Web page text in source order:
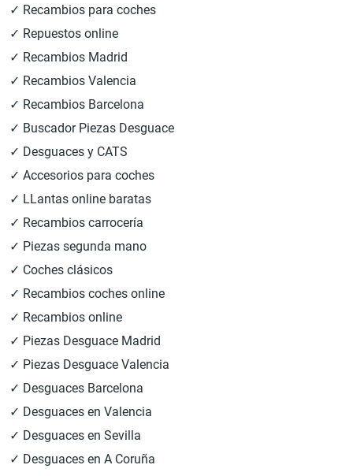
✓ Recambios para coches
✓ Repuestos online
✓ Recambios Madrid
✓ Recambios Valencia
✓ Recambios Barcelona
✓ Buscador Piezas Desguace
✓ Desguaces y CATS
✓ Accesorios para coches
✓ LLantas online baratas
✓ Recambios carrocería
✓ Piezas segunda mano
✓ Coches clásicos
✓ Recambios coches online
✓ Recambios online
✓ Piezas Desguace Madrid
✓ Piezas Desguace Valencia
✓ Desguaces Barcelona
✓ Desguaces en Valencia
✓ Desguaces en Sevilla
✓ Desguaces en A Coruña